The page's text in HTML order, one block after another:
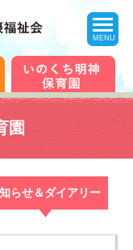
toggle
navigation
MENU
園
らせ＆ダイアリー